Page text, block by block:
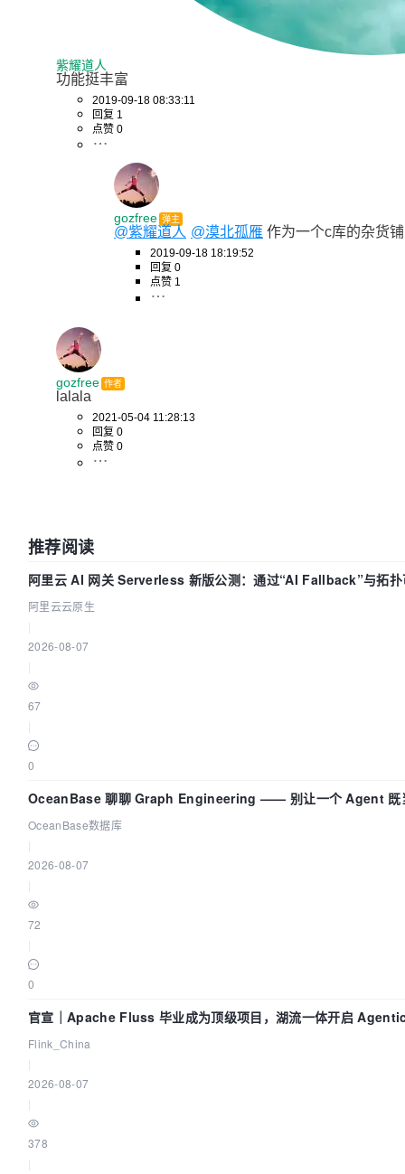
紫耀道人
功能挺丰富
2019-09-18 08:33:11
回复 1
点赞 0
gozfree 弹主
@紫耀道人 @漠北孤雁 作为一个c库的杂货
2019-09-18 18:19:52
回复 0
点赞 1
gozfree 作者
lalala
2021-05-04 11:28:13
回复 0
点赞 0
推荐阅读
阿里云 AI 网关 Serverless 新版公测：通过“AI Fallback”与拓
阿里云云原生
2026-08-07
67
0
OceanBase 聊聊 Graph Engineering —— 别让一个 Agent 既
OceanBase数据库
2026-08-07
72
0
官宣｜Apache Fluss 毕业成为顶级项目，湖流一体开启
Flink_China
2026-08-07
378